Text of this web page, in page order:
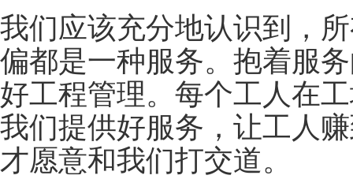
我们应该充分地认识到，
偏都是一种服务。抱着服
好工程管理。每个工人在
我们提供好服务，让工人
才愿意和我们打交道。